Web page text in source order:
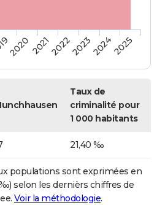
202020212022202320242025
Taux de
criminalité pour
1 000 habitants
21,40 ‰
populations sont exprimées en
selon les dernièrs chiffres de
Voir la méthodologie.